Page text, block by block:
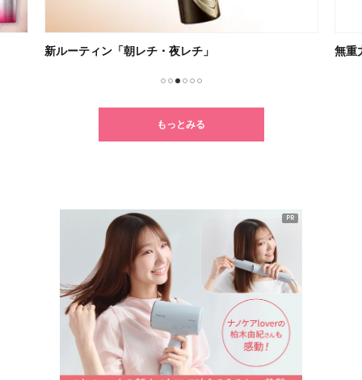
新ルーティン「朝レチ・夜レチ」 無重
もっとみる
PR